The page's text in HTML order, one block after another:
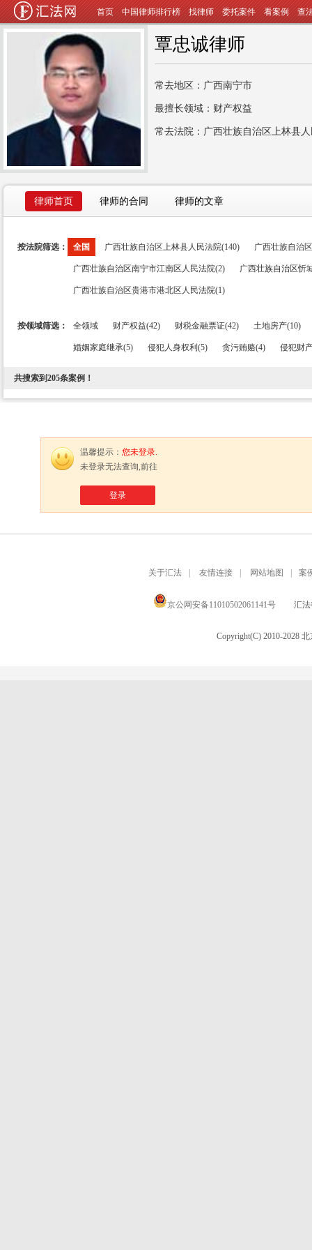
首页 中国律师排行榜 找律师 委托案件 看案例 查
覃忠诚律师
常去地区：广西南宁市
最擅长领域：财产权益
常去法院：广西壮族自治区上林县
律师首页 律师的合同 律师的文章
按法院筛选： 全国 广西壮族自治区上林县人民法院(140) 广西壮族自治
广西壮族自治区南宁市江南区人民法院(2) 广西壮族自治区忻
广西壮族自治区贵港市港北区人民法院(1)
按领域筛选： 全领域 财产权益(42) 财税金融票证(42) 土地房产(10)
婚姻家庭继承(5) 侵犯人身权利(5) 贪污贿赂(4) 侵犯财
共搜索到205条案例！
温馨提示： 您未登录.
未登录无法查询,前往
登录
关于汇法 友情连接 网站地图 案
京公网安备11010502061141号 汇法
Copyright(C) 2010-2028